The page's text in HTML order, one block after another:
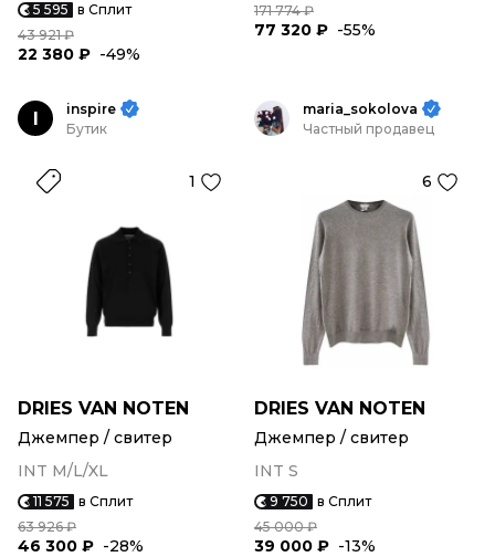
5 595 в Сплит
43 921 ₽
22 380 ₽ -49%
171 774 ₽
77 320 ₽ -55%
I
inspire
Бутик
1
DRIES VAN NOTEN
Джемпер / свитер
INT M/L/XL
11 575 в Сплит
63 926 ₽
46 300 ₽ -28%
maria_sokolova
Частный продавец
6
DRIES VAN NOTEN
Джемпер / свитер
INT S
9 750 в Сплит
45 000 ₽
39 000 ₽ -13%